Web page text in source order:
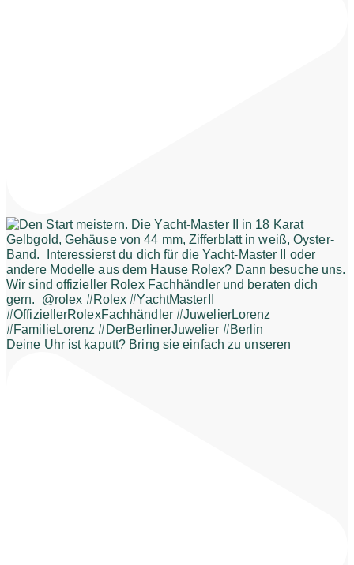
Deine Uhr ist kaputt? Bring sie einfach zu unseren